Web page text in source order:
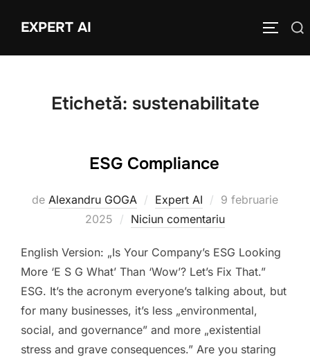
EXPERT AI
Caută
Etichetă: sustenabilitate
ESG Compliance
de Alexandru GOGA Expert AI
Publicat
pe
9 februarie
2025
Niciun comentariu
English Version: „Is Your Company’s ESG Looking
More ‘E S G What’ Than ‘Wow’? Let’s Fix That.”
ESG. It’s the acronym everyone’s talking about, but
for many businesses, it’s less „environmental,
social, and governance” and more „existential
stress and grave consequences.” Are you staring